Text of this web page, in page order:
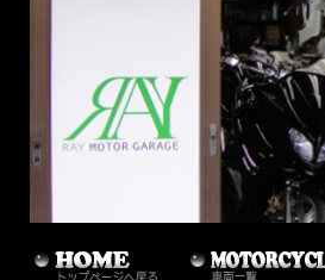
メインメニュー